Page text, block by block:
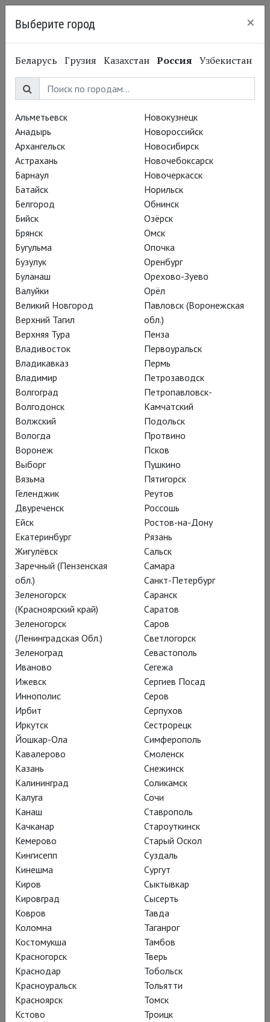
Пётр Чайковский
Pyotr Tchaikovsky
Купить билет
Постановки
Баварская опера: Пиковая дама
Берлинская государственная опера:
Щелкунчик
Дрезден: Щелкунчик
Йохан Ингер: Лебединое озеро
Выберите город ×
Беларусь Грузия Казахстан Россия Узбекистан
Альметьевск
Анадырь
Архангельск
Астрахань
Барнаул
Батайск
Белгород
Бийск
Брянск
Бугульма
Бузулук
Буланаш
Валуйки
Великий Новгород
Верхний Тагил
Верхняя Тура
Владивосток
Владикавказ
Владимир
Волгоград
Волгодонск
Волжский
Вологда
Воронеж
Выборг
Вязьма
Геленджик
Двуреченск
Ейск
Екатеринбург
Жигулёвск
Заречный (Пензенская
обл.)
Зеленогорск
(Красноярский край)
Зеленогорск
(Ленинградская Обл.)
Зеленоград
Иваново
Ижевск
Иннополис
Ирбит
Иркутск
Йошкар-Ола
Кавалерово
Казань
Калининград
Калуга
Канаш
Качканар
Кемерово
Кингисепп
Кинешма
Киров
Кировград
Ковров
Коломна
Костомукша
Красногорск
Краснодар
Красноуральск
Красноярск
Кстово
Новокузнецк
Новороссийск
Новосибирск
Новочебоксарск
Новочеркасск
Норильск
Обнинск
Озёрск
Омск
Опочка
Оренбург
Орехово-Зуево
Орёл
Павловск (Воронежская
обл.)
Пенза
Первоуральск
Пермь
Петрозаводск
Петропавловск-
Камчатский
Подольск
Протвино
Псков
Пушкино
Пятигорск
Реутов
Россошь
Ростов-на-Дону
Рязань
Сальск
Самара
Санкт-Петербург
Саранск
Саратов
Саров
Светлогорск
Севастополь
Сегежа
Сергиев Посад
Серов
Серпухов
Сестрорецк
Симферополь
Смоленск
Снежинск
Соликамск
Сочи
Ставрополь
Староуткинск
Старый Оскол
Суздаль
Сургут
Сыктывкар
Сысерть
Тавда
Таганрог
Тамбов
Тверь
Тобольск
Тольятти
Томск
Троицк